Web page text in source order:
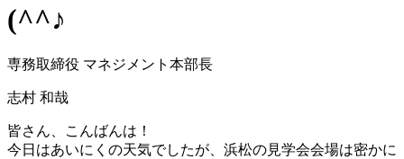
(^^♪
専務取締役 マネジメント本部長
志村 和哉
皆さん、こんばんは！
今日はあいにくの天気でしたが、浜松の見学会会場は密かに